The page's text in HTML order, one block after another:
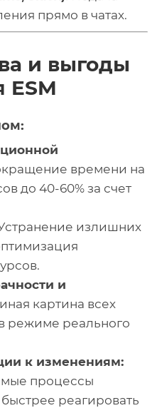
прямо в чатах.
и выгоды
ESM
времени на
до 40-60% за счет
излишних
и
картина всех
в режиме реального
к изменениям:
процессы
реагировать